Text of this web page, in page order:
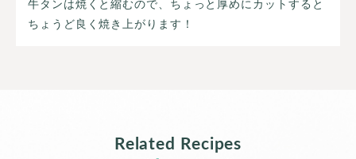
牛タンは焼くと縮むので、ちょっと厚めにカットすると
ちょうど良く焼き上がります！
Related Recipes